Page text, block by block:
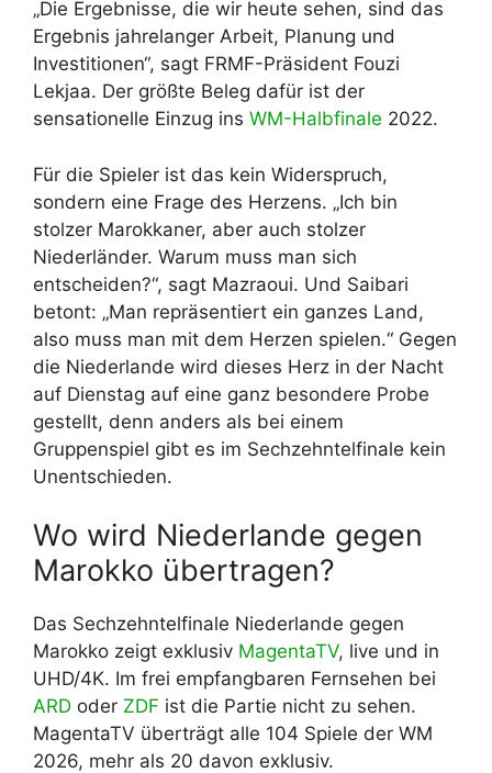
„Die Ergebnisse, die wir heute sehen, sind das
Ergebnis jahrelanger Arbeit, Planung und
Investitionen“, sagt FRMF-Präsident Fouzi
Lekjaa. Der größte Beleg dafür ist der
sensationelle Einzug ins WM-Halbfinale 2022.
Für die Spieler ist das kein Widerspruch,
sondern eine Frage des Herzens. „Ich bin
stolzer Marokkaner, aber auch stolzer
Niederländer. Warum muss man sich
entscheiden?“, sagt Mazraoui. Und Saibari
betont: „Man repräsentiert ein ganzes Land,
also muss man mit dem Herzen spielen.“ Gegen
die Niederlande wird dieses Herz in der Nacht
auf Dienstag auf eine ganz besondere Probe
gestellt, denn anders als bei einem
Gruppenspiel gibt es im Sechzehntelfinale kein
Unentschieden.
Wo wird Niederlande gegen
Marokko übertragen?
Das Sechzehntelfinale Niederlande gegen
Marokko zeigt exklusiv MagentaTV, live und in
UHD/4K. Im frei empfangbaren Fernsehen bei
ARD oder ZDF ist die Partie nicht zu sehen.
MagentaTV überträgt alle 104 Spiele der WM
2026, mehr als 20 davon exklusiv.